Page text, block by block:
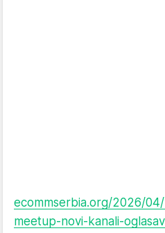
ecommserbia.org/2026/
meetup-novi-kanali-